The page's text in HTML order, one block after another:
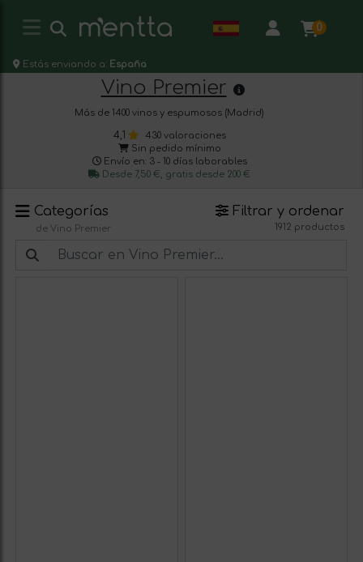
0
Estás enviando a: España
Vino Premier
Más de 1400 vinos y espumosos (Madrid)
4,1
430 valoraciones
Sin pedido mínimo
Envío en: 3 - 10 días laborables
Desde 7,50 €, gratis desde 200 €
Categorías
de Vino Premier
Filtrar y ordenar
1912 productos